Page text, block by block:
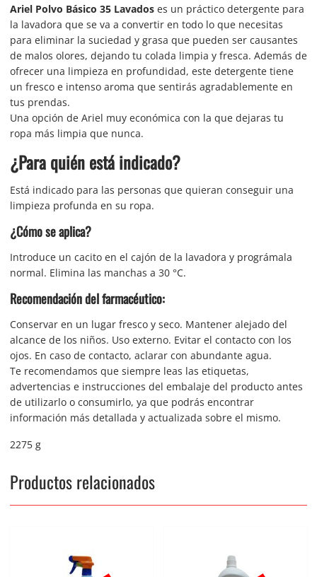
Ariel Polvo Básico 35 Lavadoses un práctico detergente para
la lavadora que se va a convertir en todo lo que necesitas
para eliminar la suciedad y grasa que pueden ser causantes
de malos olores, dejando tu colada limpia y fresca. Además de
ofrecer una limpieza en profundidad, este detergente tiene
un fresco e intenso aroma que sentirás agradablemente en
tus prendas.
Una opción de Ariel muy económica con la que dejaras tu
ropa más limpia que nunca.
¿Para quién está indicado?
Está indicado para las personas que quieran conseguir una
limpieza profunda en su ropa.
¿Cómo se aplica?
Introduce un cacito en el cajón de la lavadora y prográmala
normal. Elimina las manchas a 30 °C.
Recomendación del farmacéutico:
Conservar en un lugar fresco y seco. Mantener alejado del
alcance de los niños. Uso externo. Evitar el contacto con los
ojos. En caso de contacto, aclarar con abundante agua.
Te recomendamos que siempre leas las etiquetas,
advertencias e instrucciones del embalaje del producto antes
de utilizarlo o consumirlo, ya que podrás encontrar
información más detallada y actualizada sobre el mismo.
2275 g
Productos relacionados